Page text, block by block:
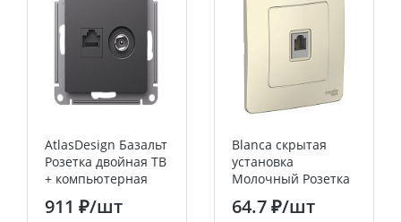
AtlasDesign Базальт
Розетка двойная ТВ
+ компьютерная
RJ45, кат. 5Е
Systeme Electric
911 ₽/шт
Blanca скрытая
установка
Молочный Розетка
ТЛФ RJ11 Systeme
Electric (Schneider
64.7 ₽/шт